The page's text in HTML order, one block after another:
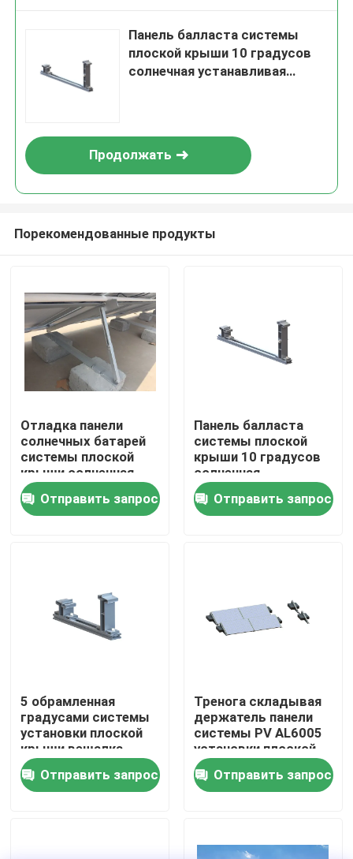
Продукты
Видео
О нас
Проверка качества
Свяжитесь мы
солнечный pv устанавливая системы
Панель балласта системы
плоской крыши 10 градусов
солнечная устанавливая
Продолжать
Порекомендованные продукты
Отладка панели
солнечных батарей
системы плоской
крыши солнечная
устанавливая ставит
в скобки
кронштейны наклона
Отправить запрос
Панель балласта
системы плоской
крыши 10 градусов
солнечная
устанавливая
фотовольтайческая
обрамленная
Отправить запрос
5 обрамленная
градусами системы
установки плоской
крыши вешалка
держателя крыши
солнечной
коммерчески
Отправить запрос
Тренога складывая
держатель панели
системы PV AL6005
установки плоской
крыши солнечный
Отправить запрос